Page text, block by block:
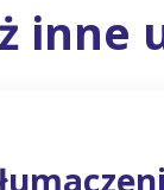
inne